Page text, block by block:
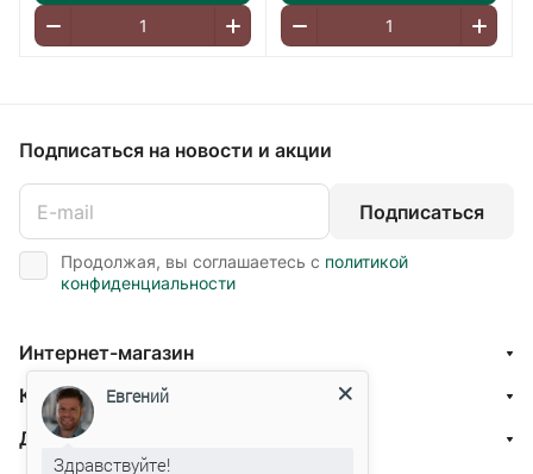
Подписаться на новости и акции
Подписаться
Продолжая, вы соглашаетесь с политикой
конфиденциальности
Интернет-магазин
Компания
Доставка и оплата
Евгений
Здравствуйте!